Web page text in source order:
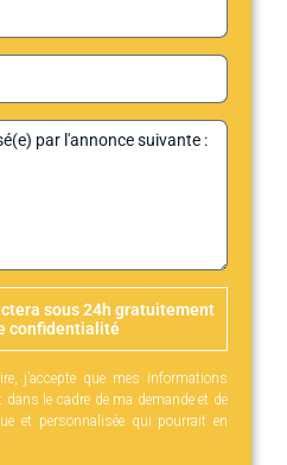
sous 24h gratuitement
confidentialité
j’accepte que mes informations
le cadre de ma demande et de
et personnalisée qui pourrait en